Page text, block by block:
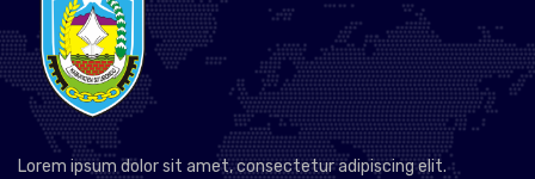
Lorem ipsum dolor sit amet, consectetur adipiscing elit.